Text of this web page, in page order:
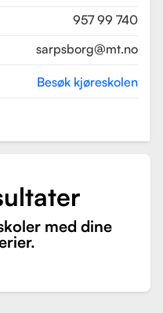
957 99 740
sarpsborg@mt.no
Besøk kjøreskolen
med dine